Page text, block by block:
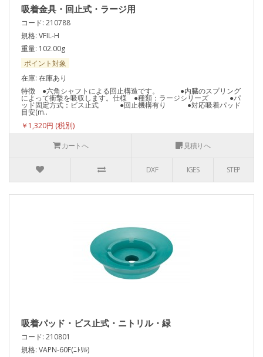
吸着金具・回止式・ラージ用
コード: 210788
規格: VFIL-H
重量: 102.00g
ポイント対象
在庫: 在庫あり
特徴 ●六角シャフトによる回止構造です。 ●内臓のスプリング
によって衝撃を吸収します。仕様 ●種類：ラージシリーズ ●パ
ッド固定方式：ビス止式 ●回止機構有り ●対応吸着パッド
目安(m..
￥1,320円
カートへ
見積りへ
DXF IGES STEP
吸着パッド・ビス止式・ニトリル・緑
コード: 210801
規格: VAPN-60F(ﾆﾄﾘﾙ)